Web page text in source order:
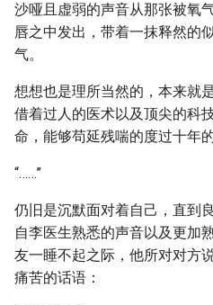
沙哑且虚弱的声音从那张被氧
唇之中发出，带着一抹释然的
气。
想想也是理所当然的，本来就
借着过人的医术以及顶尖的科
命，能够苟延残喘的度过十年
“……”
仍旧是沉默面对着自己，直到
自李医生熟悉的声音以及更加
友一睡不起之际，他所对对方
痛苦的话语：